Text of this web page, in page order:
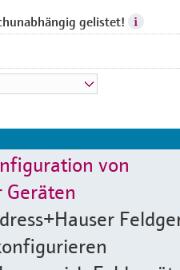
gelistet!
von
Geräten